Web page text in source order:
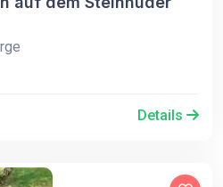
Details